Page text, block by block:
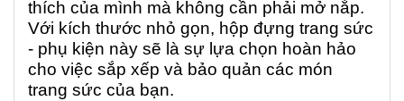
thích của mình mà không cần phải mở nắp.
Với kích thước nhỏ gọn, hộp đựng trang sức
- phụ kiện này sẽ là sự lựa chọn hoàn hảo
cho việc sắp xếp và bảo quản các món
trang sức của bạn.